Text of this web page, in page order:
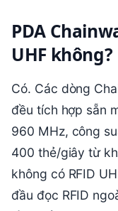
PDA
UHF không?
Có. Các dòng
đều tích hợp sẵn
960 MHz, công
400 thẻ/giây từ
không có RFID
đầu đọc RFID